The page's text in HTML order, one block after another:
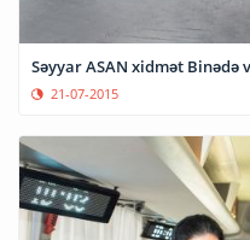
Səyyar ASAN xidmət
21-07-2015